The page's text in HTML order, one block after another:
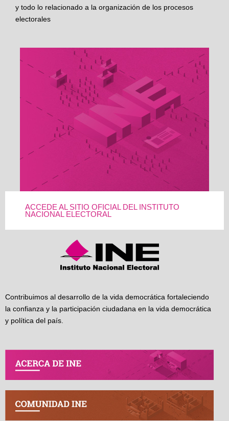
y todo lo relacionado a la organización de los procesos
electorales
ACCEDE AL SITIO OFICIAL DEL INSTITUTO
NACIONAL ELECTORAL
Contribuimos al desarrollo de la vida democrática fortaleciendo
la confianza y la participación ciudadana en la vida democrática
y política del país.